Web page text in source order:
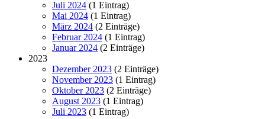
Juli 2024 (1 Eintrag)
Mai 2024 (1 Eintrag)
März 2024 (2 Einträge)
Februar 2024 (1 Eintrag)
Januar 2024 (2 Einträge)
2023
Dezember 2023 (2 Einträge)
November 2023 (1 Eintrag)
Oktober 2023 (2 Einträge)
August 2023 (1 Eintrag)
Juli 2023 (1 Eintrag)